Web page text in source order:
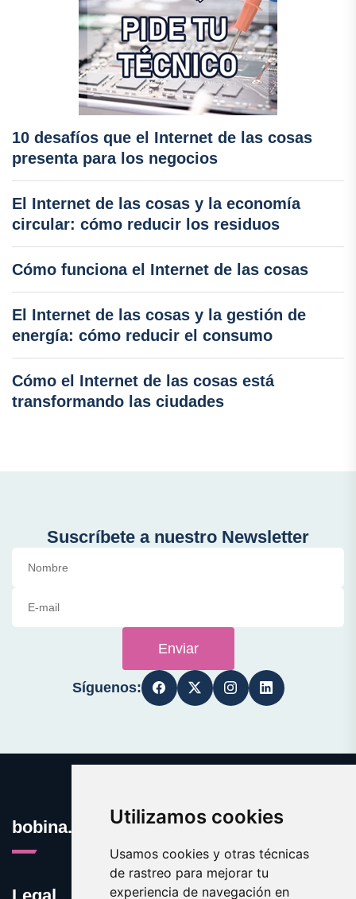
Utilizamos cookies
Usamos cookies y otras técnicas
de rastreo para mejorar tu
experiencia de navegación en
10 desafíos que el Internet de las cosas
presenta para los negocios
El Internet de las cosas y la economía
circular: cómo reducir los residuos
Cómo funciona el Internet de las cosas
El Internet de las cosas y la gestión de
energía: cómo reducir el consumo
Cómo el Internet de las cosas está
transformando las ciudades
Suscríbete a nuestro Newsletter
Enviar
Síguenos:
bobina.es